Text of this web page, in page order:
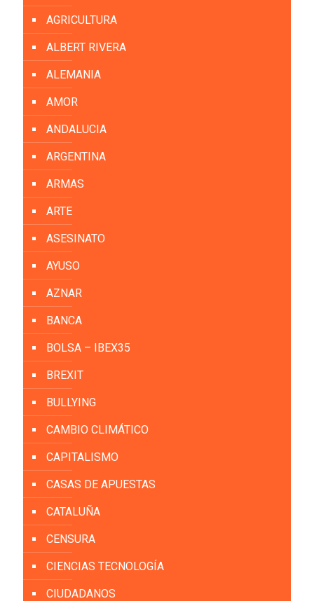
AGRICULTURA
ALBERT RIVERA
ALEMANIA
AMOR
ANDALUCIA
ARGENTINA
ARMAS
ARTE
ASESINATO
AYUSO
AZNAR
BANCA
BOLSA – IBEX35
BREXIT
BULLYING
CAMBIO CLIMÁTICO
CAPITALISMO
CASAS DE APUESTAS
CATALUÑA
CENSURA
CIENCIAS TECNOLOGÍA
CIUDADANOS